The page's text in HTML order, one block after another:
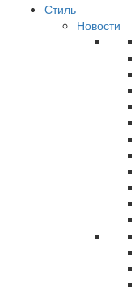
Стиль
Новости